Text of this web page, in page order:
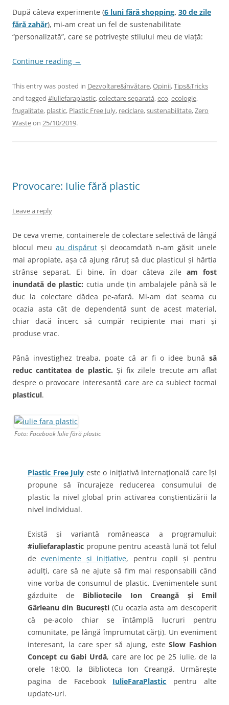
După câteva experimente (6 luni fără shopping, 30 de zile
fără zahăr), mi-am creat un fel de sustenabilitate
“personalizată”, care se potrivește stilului meu de viață:
Continue reading →
This entry was posted in Dezvoltare&învăţare,Opinii,Tips&Tricks
and tagged #iuliefaraplastic,colectare separată,eco,ecologie,
frugalitate, plastic, Plastic Free July, reciclare,sustenabilitate,Zero
Wasteon 25/10/2019.
Provocare: Iulie fără plastic
Leave a reply
De ceva vreme, containerele de colectare selectivă de lângă
blocul meu au dispărut și deocamdată n-am găsit unele
mai apropiate, așa că ajung răruț să duc plasticul și hârtia
strânse separat. Ei bine, în doar câteva zile am fost
inundată de plastic: cutia unde țin ambalajele până să le
duc la colectare dădea pe-afară. Mi-am dat seama cu
ocazia asta cât de dependentă sunt de acest material,
chiar dacă încerc să cumpăr recipiente mai mari și
produse vrac.
Până investighez treaba, poate că ar fi o idee bună să
reduc cantitatea de plastic. Și fix zilele trecute am aflat
despre o provocare interesantă care are ca subiect tocmai
plasticul.
Foto: Facebook Iulie fără plastic
Plastic Free July este o iniţiativă internaţională care își
propune să încurajeze reducerea consumului de
plastic la nivel global prin activarea conştientizării la
nivel individual.
Există și variantă româneasca a programului:
#iuliefaraplastic propune pentru această lună tot felul
deevenimente și inițiative, pentru copii și pentru
adulți, care să ne ajute să fim mai responsabili când
vine vorba de consumul de plastic. Evenimentele sunt
găzduite de Bibliotecile Ion Creangă și Emil
Gârleanu din București (Cu ocazia asta am descoperit
că pe-acolo chiar se întâmplă lucruri pentru
comunitate, pe lângă împrumutat cărți). Un eveniment
interesant, la care sper să ajung, esteSlow Fashion
Concept cu Gabi Urdă, care are loc pe 25 iulie, de la
orele 18:00, la Biblioteca Ion Creangă. Urmărește
pagina de Facebook IulieFaraPlastic pentru alte
update-uri.